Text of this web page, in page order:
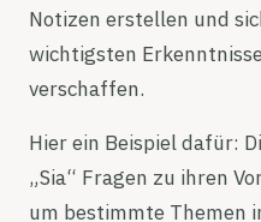
Notizen erstellen und
wichtigsten
verschaffen.
Hier ein Beispiel dafür:
„Sia“ Fragen zu ihren
um bestimmte Themen